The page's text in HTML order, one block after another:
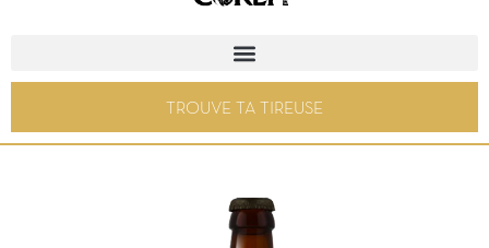
TROUVE TA TIREUSE